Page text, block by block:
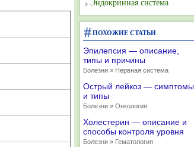
Эндокринная система
ПОХОЖИЕ СТАТЬИ
Эпилепсия — описание,
типы и причины
Болезни » Нервная система
Острый лейкоз — симптомы
и типы
Болезни » Онкология
Холестерин — описание и
способы контроля уровня
Болезни » Гематология